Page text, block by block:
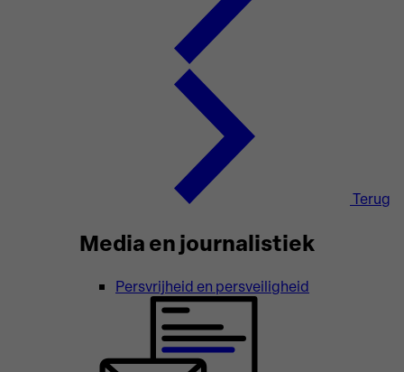
Terug
Media en journalistiek
Persvrijheid en persveiligheid